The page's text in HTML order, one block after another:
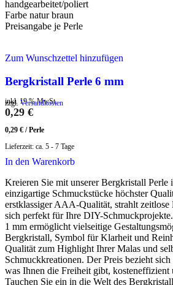
handgearbeitet/poliert
Farbe natur braun
Preisangabe je Perle
Zum Wunschzettel hinzufügen
Bergkristall Perle 6 mm
inkl. 19 % MwSt.
zzgl. Versandkosten
0,29 €
0,29 € /Perle
Lieferzeit: ca. 5 - 7 Tage
In den Warenkorb
Kreieren Sie mit unserer Bergkristall Perle
einzigartige Schmuckstücke höchster
erstklassiger AAA-Qualität, strahlt zeitlose
sich perfekt für Ihre DIY-
1 mm ermöglicht vielseitige
Bergkristall, Symbol für Klarheit und
Qualität zum Highlight Ihrer Malas und
Schmuckkreationen. Der Preis bezieht
was Ihnen die Freiheit gibt, kosteneffizient
Tauchen Sie ein in die Welt des